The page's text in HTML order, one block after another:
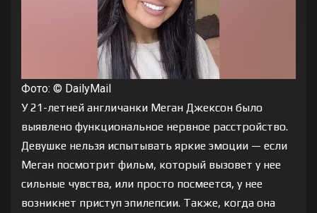
Фото: © DailyMail
У 21-летней англичанки Меган Джексон было
выявлено функциональное нервное расстройство.
Девушке нельзя испытывать яркие эмоции — если
Меган посмотрит фильм, который вызовет у нее
сильные чувства, или просто посмеется, у нее
возникнет приступ эпилепсии. Также, когда она